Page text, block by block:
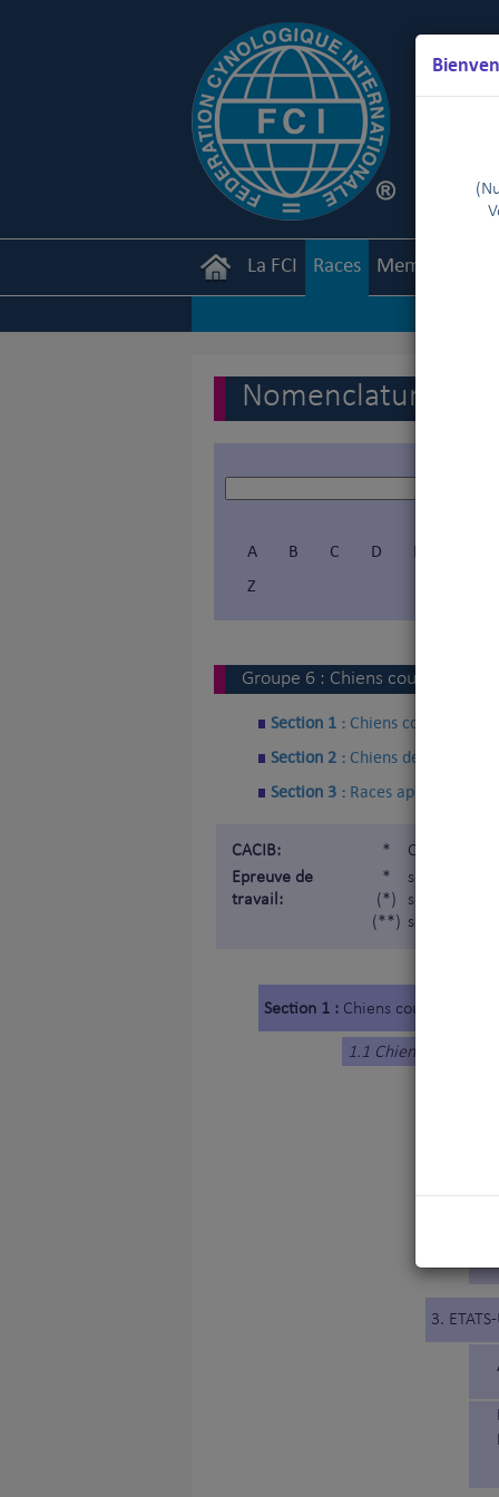
La FCI Races Membres
Nomenclature des
A B C D E
Z
Groupe 6 : Chiens courants,
Section 1 : Chiens courants
Section 2 : Chiens de recherche
Section 3 : Races apparentées
CACIB: *
Certificat
Epreuve de
travail:
*
(*)
(**)
soumis à
soumis à
soumis à
Section 1 : Chiens courants
1.1 Chiens courants
3.